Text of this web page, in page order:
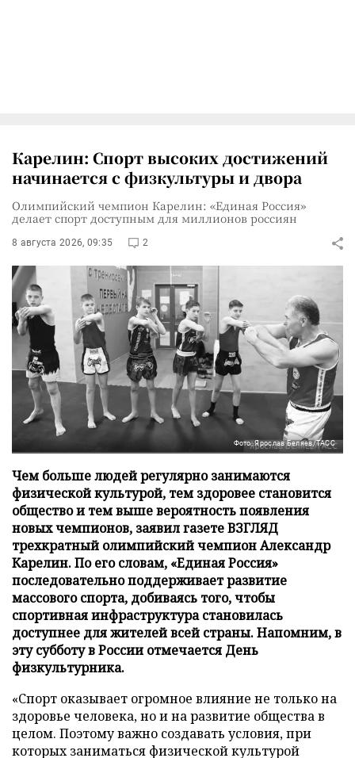
Карелин: Спорт высоких достижений
начинается с физкультуры и двора
Олимпийский чемпион Карелин: «Единая Россия»
делает спорт доступным для миллионов россиян
8 августа 2026, 09:35 2
Фото: Ярослав Беляев/ТАСС
Чем больше людей регулярно занимаются
физической культурой, тем здоровее становится
общество и тем выше вероятность появления
новых чемпионов, заявил газете ВЗГЛЯД
трехкратный олимпийский чемпион Александр
Карелин. По его словам, «Единая Россия»
последовательно поддерживает развитие
массового спорта, добиваясь того, чтобы
спортивная инфраструктура становилась
доступнее для жителей всей страны. Напомним, в
эту субботу в России отмечается День
физкультурника.
«Спорт оказывает огромное влияние не только на
здоровье человека, но и на развитие общества в
целом. Поэтому важно создавать условия, при
которых заниматься физической культурой